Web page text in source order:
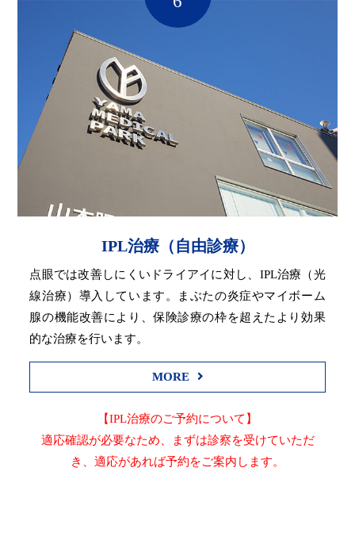
IPL治療（自由診療）
点眼では改善しにくいドライアイに対し、IPL治療（光
線治療）導入しています。まぶたの炎症やマイボーム
腺の機能改善により、保険診療の枠を超えたより効果
的な治療を行います。
MORE
【IPL治療のご予約について】
適応確認が必要なため、まずは診察を受けていただ
き、適応があれば予約をご案内します。